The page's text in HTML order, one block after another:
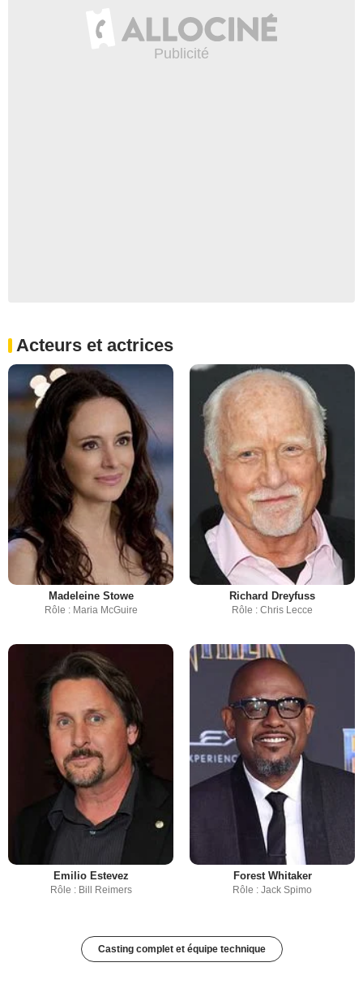
Acteurs et actrices
Madeleine Stowe
Rôle : Maria McGuire
Richard Dreyfuss
Rôle : Chris Lecce
Emilio Estevez
Rôle : Bill Reimers
Forest Whitaker
Rôle : Jack Spimo
Casting complet et équipe technique